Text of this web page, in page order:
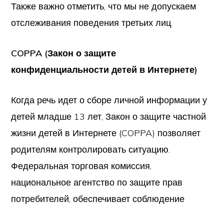
Также важно отметить, что мы не допускаем
отслеживания поведения третьих лиц.
COPPA (Закон о защите
конфиденциальности детей в Интернете)
Когда речь идет о сборе личной информации у
детей младше 13 лет, Закон о защите частной
жизни детей в Интернете (COPPA) позволяет
родителям контролировать ситуацию.
Федеральная торговая комиссия,
национальное агентство по защите прав
потребителей, обеспечивает соблюдение